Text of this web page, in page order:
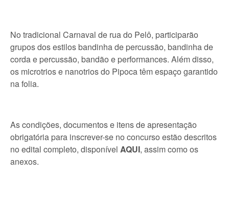
No tradicional Carnaval de rua do Pelô, participarão
grupos dos estilos bandinha de percussão, bandinha de
corda e percussão, bandão e performances. Além disso,
os microtrios e nanotrios do Pipoca têm espaço garantido
na folia.
As condições, documentos e itens de apresentação
obrigatória para inscrever-se no concurso estão descritos
no edital completo, disponível AQUI, assim como os
anexos.